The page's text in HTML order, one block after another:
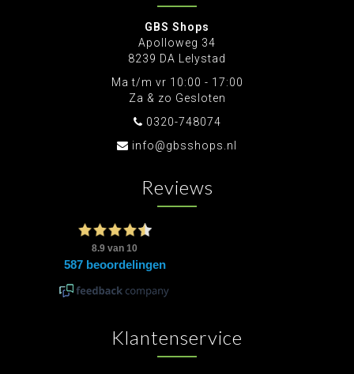
GBS Shops
Apolloweg 34
8239 DA Lelystad
Ma t/m vr 10:00 - 17:00
Za & zo Gesloten
0320-748074
info@gbsshops.nl
Reviews
Klantenservice